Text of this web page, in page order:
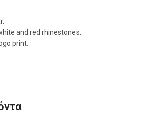
and red rhinestones.
print.